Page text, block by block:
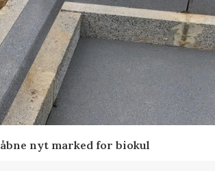
nyt marked for biokul